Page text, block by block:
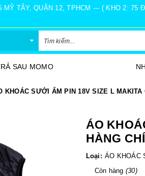
TÂY, QUẬN 12, TPHCM --- ( KHO 2:
HÀNG THANH TOÁN
KHOÁC SƯỞI ẤM PIN 18V SIZE L MAKITA
ÁO
HÀNG
Loại: ÁO KHOÁC
Còn hàng (30)